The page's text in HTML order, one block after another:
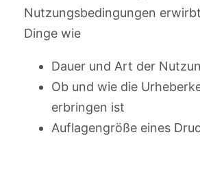
Nutzungsbedingungen
Dinge wie
Dauer und Art der
Ob und wie die
erbringen ist
Auflagengröße eines